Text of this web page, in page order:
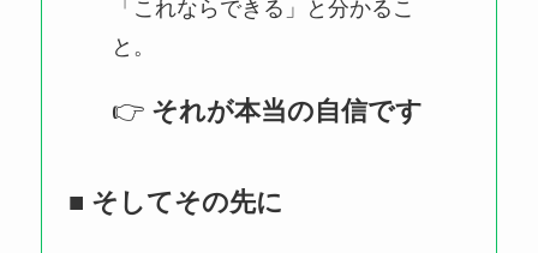
「これならできる」と分かるこ
と。
👉 それが本当の自信です
■ そしてその先に